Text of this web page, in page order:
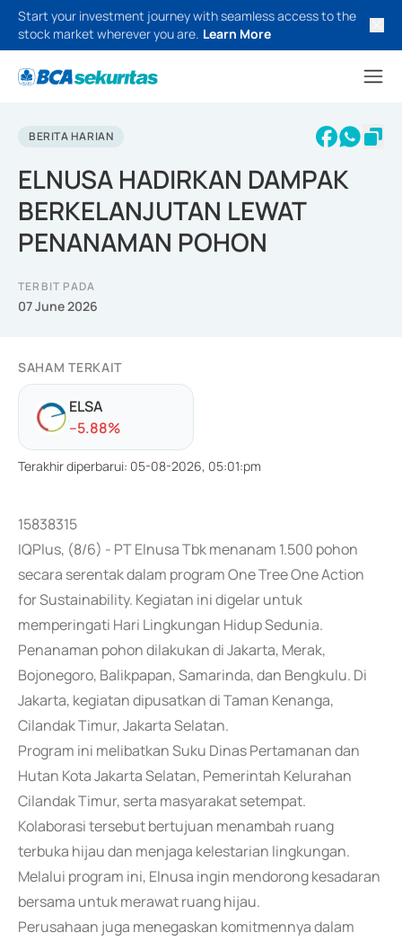
Start your investment journey with seamless access to the
stock market wherever you are. Learn More
BERITA HARIAN
ELNUSA HADIRKAN DAMPAK
BERKELANJUTAN LEWAT
PENANAMAN POHON
TERBIT PADA
07 June 2026
SAHAM TERKAIT
ELSA
--5.88%
Terakhir diperbarui: 05-08-2026, 05:01:pm
15838315
IQPlus, (8/6) - PT Elnusa Tbk menanam 1.500 pohon
secara serentak dalam program One Tree One Action
for Sustainability. Kegiatan ini digelar untuk
memperingati Hari Lingkungan Hidup Sedunia.
Penanaman pohon dilakukan di Jakarta, Merak,
Bojonegoro, Balikpapan, Samarinda, dan Bengkulu. Di
Jakarta, kegiatan dipusatkan di Taman Kenanga,
Cilandak Timur, Jakarta Selatan.
Program ini melibatkan Suku Dinas Pertamanan dan
Hutan Kota Jakarta Selatan, Pemerintah Kelurahan
Cilandak Timur, serta masyarakat setempat.
Kolaborasi tersebut bertujuan menambah ruang
terbuka hijau dan menjaga kelestarian lingkungan.
Melalui program ini, Elnusa ingin mendorong kesadaran
bersama untuk merawat ruang hijau.
Perusahaan juga menegaskan komitmennya dalam